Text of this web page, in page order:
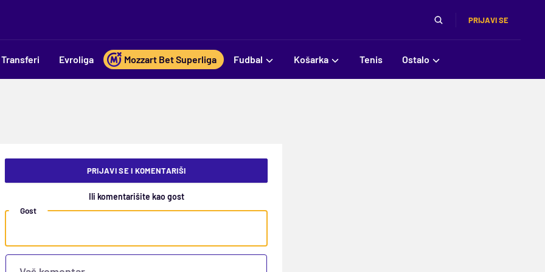
PRIJAVI SE
Transferi Evroliga Mozzart Bet Superliga Fudbal Košarka Tenis Ostalo
PRIJAVI SE I KOMENTARIŠI
Ili komentarišite kao gost
Gost